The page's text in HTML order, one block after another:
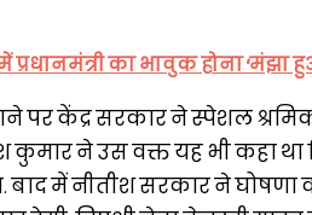
प्रधानमंत्री का भावुक होना
पर केंद्र सरकार ने स्पेशल
कुमार ने उस वक्त यह भी कहा
में नीतीश सरकार ने